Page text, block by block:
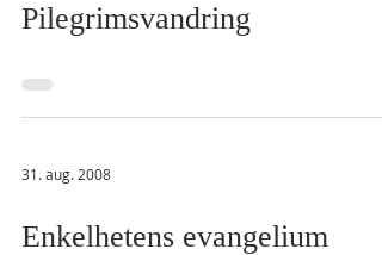
Pilegrimsvandring
31. aug. 2008
Enkelhetens evangelium